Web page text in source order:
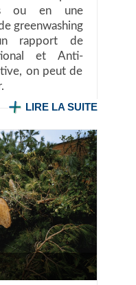
ou en une
greenwashing
rapport de
et Anti-
on peut de
LIRE LA SUITE